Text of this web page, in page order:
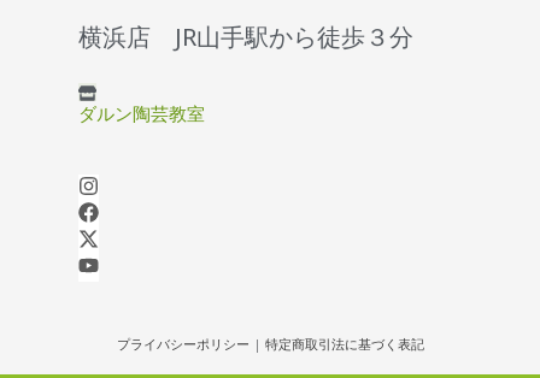
横浜店 JR山手駅から徒歩３分
ダルン陶芸教室
プライバシーポリシー | 特定商取引法に基づく表記